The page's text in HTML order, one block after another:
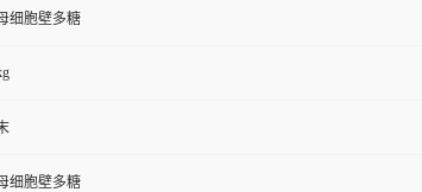
细胞壁多糖
细胞壁多糖